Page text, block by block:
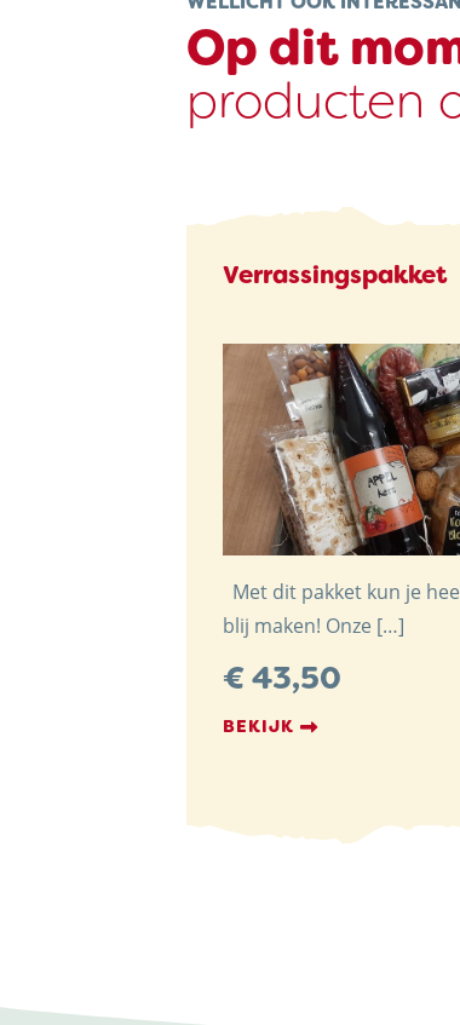
Op dit
producten
Verrassingspakket
Met dit pakket kun je
blij maken! Onze […]
€ 43,50
BEKIJK